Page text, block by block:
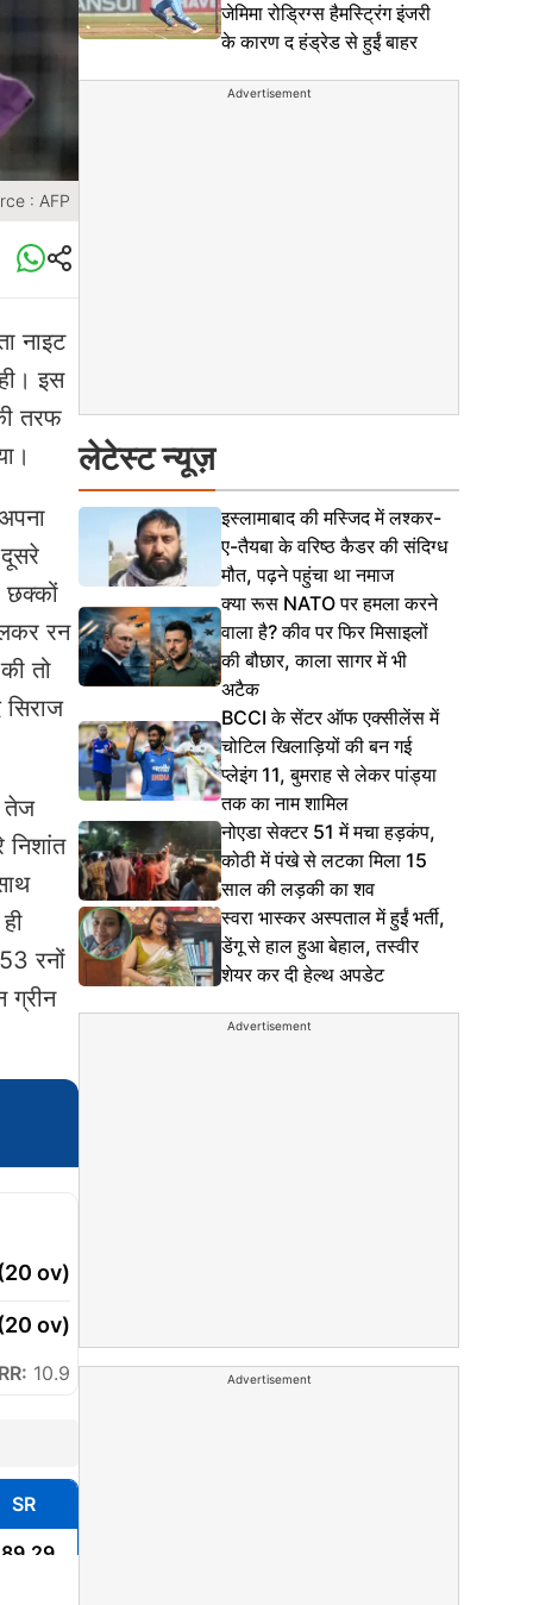
: AFP
नाइट
इस
तरफ
छक्कों
रन
तो
तेज
रनों
जेमिमा रोड्रिग्स हैमस्ट्रिंग इंजरी
के कारण द हंड्रेड से हुईं बाहर
Advertisement
लेटेस्ट न्यूज़
इस्लामाबाद की मस्जिद में लश्कर-
ए-तैयबा के वरिष्ठ कैडर की संदिग्ध
मौत, पढ़ने पहुंचा था नमाज
क्या रूस NATO पर हमला करने
वाला है? कीव पर फिर मिसाइलों
की बौछार, काला सागर में भी
अटैक
BCCI के सेंटर ऑफ एक्सीलेंस में
चोटिल खिलाड़ियों की बन गई
प्लेइंग 11, बुमराह से लेकर पांड्या
तक का नाम शामिल
नोएडा सेक्टर 51 में मचा हड़कंप,
कोठी में पंखे से लटका मिला 15
साल की लड़की का शव
स्वरा भास्कर अस्पताल में हुईं भर्ती,
डेंगू से हाल हुआ बेहाल, तस्वीर
शेयर कर दी हेल्थ अपडेट
Advertisement
Advertisement